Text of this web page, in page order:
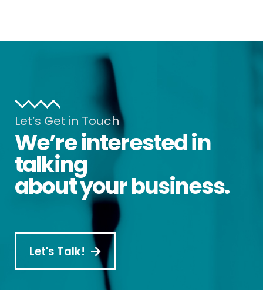
Let’s Get in Touch
We’re interested in
talking
about your business.
Let's Talk!